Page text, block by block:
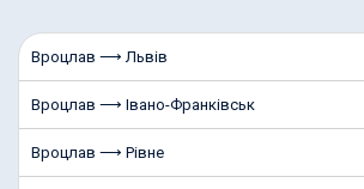
Вроцлав ⟶ Львів
Вроцлав ⟶ Івано-Франківськ
Вроцлав ⟶ Рівне